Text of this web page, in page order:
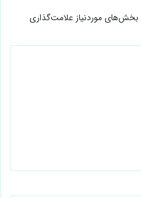
بخش‌های موردنیاز علامت‌گذاری